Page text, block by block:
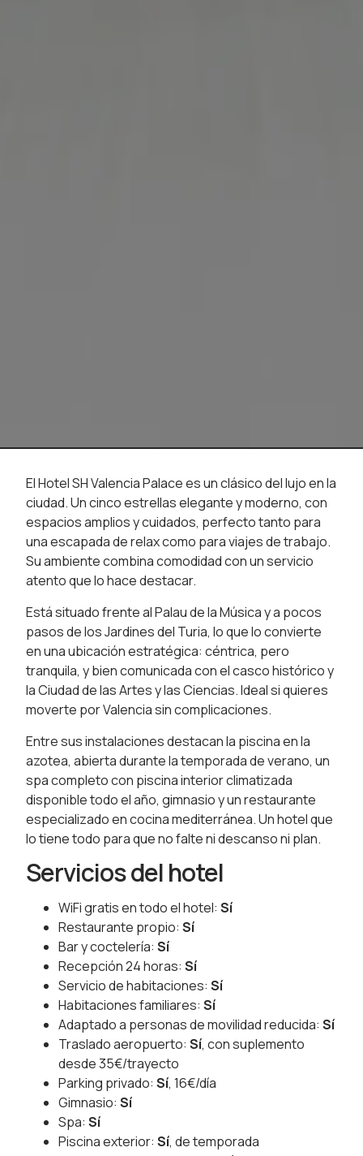
El Hotel SH Valencia Palace es un clásico del lujo en la
ciudad. Un cinco estrellas elegante y moderno, con
espacios amplios y cuidados, perfecto tanto para
una escapada de relax como para viajes de trabajo.
Su ambiente combina comodidad con un servicio
atento que lo hace destacar.
Está situado frente al Palau de la Música y a pocos
pasos de los Jardines del Turia, lo que lo convierte
en una ubicación estratégica: céntrica, pero
tranquila, y bien comunicada con el casco histórico y
la Ciudad de las Artes y las Ciencias. Ideal si quieres
moverte por Valencia sin complicaciones.
Entre sus instalaciones destacan la piscina en la
azotea, abierta durante la temporada de verano, un
spa completo con piscina interior climatizada
disponible todo el año, gimnasio y un restaurante
especializado en cocina mediterránea. Un hotel que
lo tiene todo para que no falte ni descanso ni plan.
Servicios del hotel
WiFi gratis en todo el hotel:Sí
Restaurante propio:Sí
Bar y coctelería:Sí
Recepción 24 horas:Sí
Servicio de habitaciones:Sí
Habitaciones familiares:Sí
Adaptado a personas de movilidad reducida:Sí
Traslado aeropuerto:Sí, con suplemento
desde 35€/trayecto
Parking privado:Sí, 16€/día
Gimnasio:Sí
Spa:Sí
Piscina exterior:Sí, de temporada